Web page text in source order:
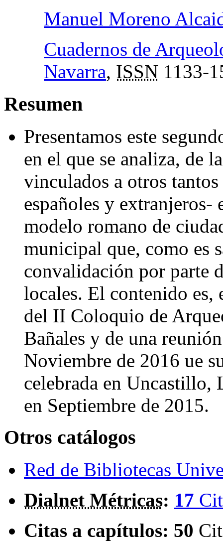
Manuel Moreno
Cuadernos de
Navarra, ISSN 1133-
Resumen
Presentamos este
en el que se analiza, de
vinculados a otros
españoles y
modelo romano de
municipal que, como es
convalidación por parte
locales. El contenido es,
del II Coloquio de
Bañales y de una
Noviembre de 2016 ue
celebrada en Uncastillo,
en Septiembre de 2015.
Otros catálogos
Red de Bibliotecas
Dialnet Métricas: 17
Citas a capítulos: 50